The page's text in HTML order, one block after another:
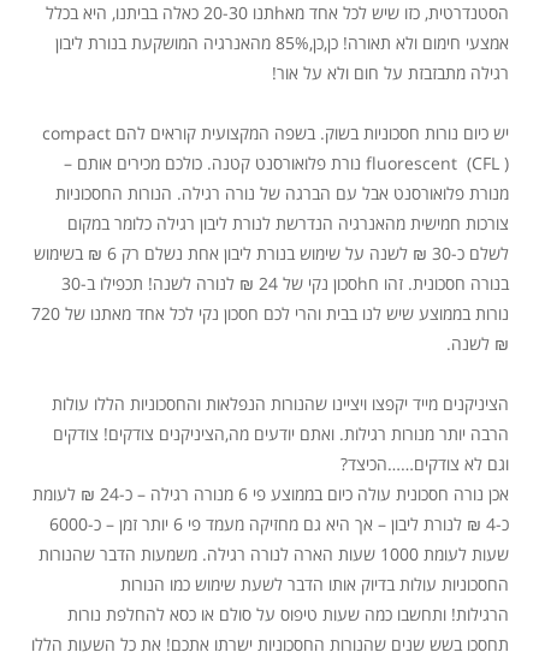
הסטנדרטית, כזו שיש לכל אחד מאhתנו 20-30 כאלה בביתנו, היא בכלל
אמצעי חימום ולא תאורה! כן,כן,85% מהאנרגיה המושקעת בנורת ליבון
רגילה מתבזבזת על חום ולא על אור!
יש כיום נורות חסכוניות בשוק. בשפה המקצועית קוראים להם compact
fluorescent (CFL ) נורת פלואורסנט קטנה. כולכם מכירים אותם –
מנורת פלואורסנט אבל עם הברגה של נורה רגילה. הנורות החסכוניות
צורכות חמישית מהאנרגיה הנדרשת לנורת ליבון רגילה כלומר במקום
לשלם כ-30 ₪ לשנה על שימוש בנורת ליבון אחת נשלם רק 6 ₪ בשימוש
בנורה חסכונית. זהו חhסכון נקי של 24 ₪ לנורה לשנה! תכפילו ב-30
נורות בממוצע שיש לנו בבית והרי לכם חסכון נקי לכל אחד מאתנו של 720
₪ לשנה.
הציניקנים מייד יקפצו ויציינו שהנורות הנפלאות והחסכוניות הללו עולות
הרבה יותר מנורות רגילות. ואתם יודעים מה,הציניקנים צודקים! צודקים
וגם לא צודקים……הכיצד?
אכן נורה חסכונית עולה כיום בממוצע פי 6 מנורה רגילה – כ-24 ₪ לעומת
כ-4 ₪ לנורת ליבון – אך היא גם מחזיקה מעמד פי 6 יותר זמן – כ-6000
שעות לעומת 1000 שעות הארה לנורה רגילה. משמעות הדבר שהנורות
החסכוניות עולות בדיוק אותו הדבר לשעת שימוש כמו הנורות
הרגילות! ותחשבו כמה שעות טיפוס על סולם או כסא להחלפת נורות
תחסכו בשש שנים שהנורות החסכוניות ישרתו אתכם! את כל השעות הללו